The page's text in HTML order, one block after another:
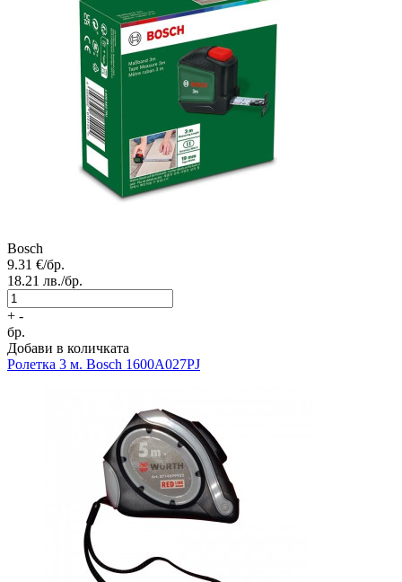
Bosch
9.31 €/бр.
18.21 лв./бр.
+ -
бр.
Добави в количката
Ролетка 3 м. Bosch 1600A027PJ